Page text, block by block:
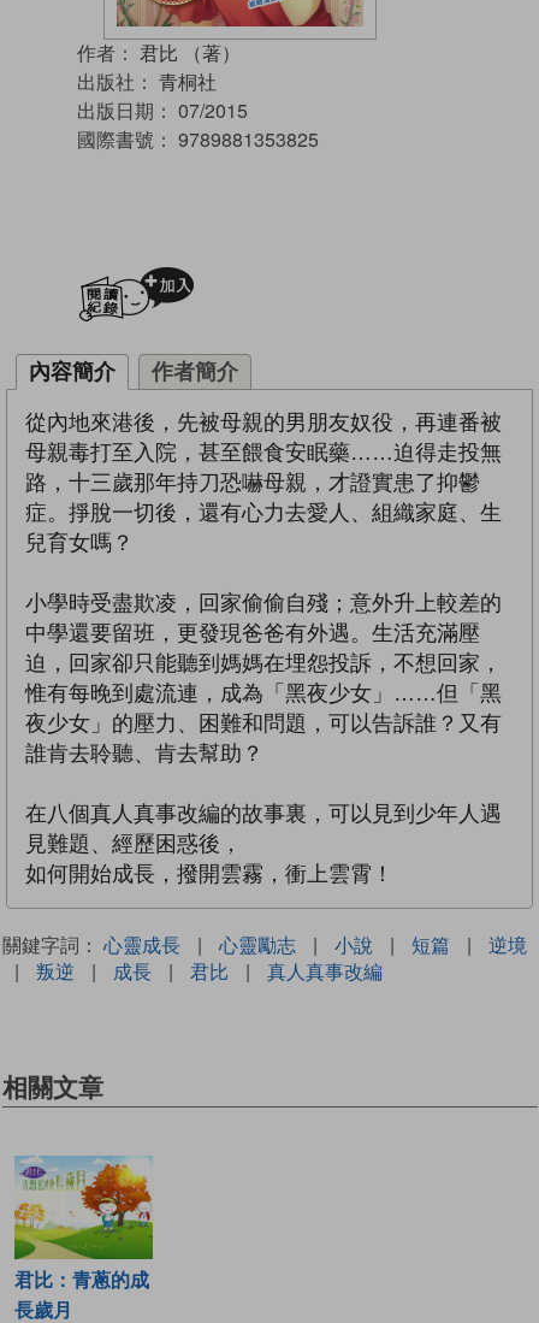
作者： 君比 （著）
出版社： 青桐社
出版日期： 07/2015
國際書號： 9789881353825
內容簡介 作者簡介
從內地來港後，先被母親的男朋友奴役，再連番被
母親毒打至入院，甚至餵食安眠藥……迫得走投無
路，十三歲那年持刀恐嚇母親，才證實患了抑鬱
症。掙脫一切後，還有心力去愛人、組織家庭、生
兒育女嗎？
小學時受盡欺凌，回家偷偷自殘；意外升上較差的
中學還要留班，更發現爸爸有外遇。生活充滿壓
迫，回家卻只能聽到媽媽在埋怨投訴，不想回家，
惟有每晚到處流連，成為「黑夜少女」……但「黑
夜少女」的壓力、困難和問題，可以告訴誰？又有
誰肯去聆聽、肯去幫助？
在八個真人真事改編的故事裏，可以見到少年人遇
見難題、經歷困惑後，
如何開始成長，撥開雲霧，衝上雲霄！
關鍵字詞： 心靈成長 | 心靈勵志 | 小說 | 短篇 |
逆境
|
叛逆 | 成長 | 君比 | 真人真事改編
相關文章
君比：青蔥的成
長歲月